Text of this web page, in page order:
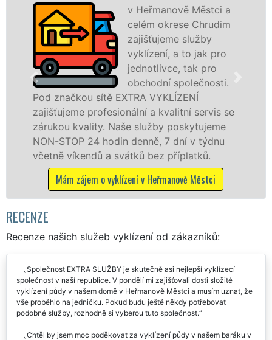
v Heřmanově Městci a
celém okrese Chrudim
zajišťujeme služby
vyklízení, a to jak pro
jednotlivce, tak pro
obchodní společnosti.
EXTRA VYKLÍZENÍ
a kvalitní servis se
Naše služby poskytujeme
hodin denně, 7 dní v týdnu
a svátků bez příplatků.
o vyklízení v Heřmanově Městci
tuto službu jak
osobám se
práce, a to
Mám zájem o
RECENZE
Recenze našich služeb vyklízení od zákazníků:
Společnost EXTRA SLUŽBY je skutečně asi nejlepší vyklízecí
společnost v naší republice. V pondělí mi zajišťovali dosti složité
vyklízení půdy v našem domě v Heřmanově Městci a musím uznat, že
vše proběhlo na jedničku. Pokud budu ještě někdy potřebovat
podobné služby, rozhodně si vyberou tuto společnost.
Chtěl by jsem moc poděkovat za vyklízení půdy v našem baráku v